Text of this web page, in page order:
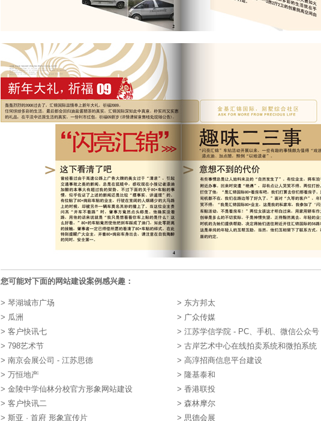
您可能对下面的网站建设案例感兴趣：
> 琴湖城市广场 > 东方邦太
> 瓜洲 > 广众传媒
> 客户快讯七 > 江苏学信学院 - PC、手机、微信公众号
> 798艺术节 > 古岸艺术中心在线拍卖系统和微拍系统
> 南京会展公司 - 江苏思德 > 高淳招商信息平台建设
> 万恒地产 > 隆基泰和
> 金陵中学仙林分校官方形象网站建设 > 香港联投
> 客户快讯二 > 森林摩尔
> 斯亚 · 首府 形象宣传片 > 思德会展